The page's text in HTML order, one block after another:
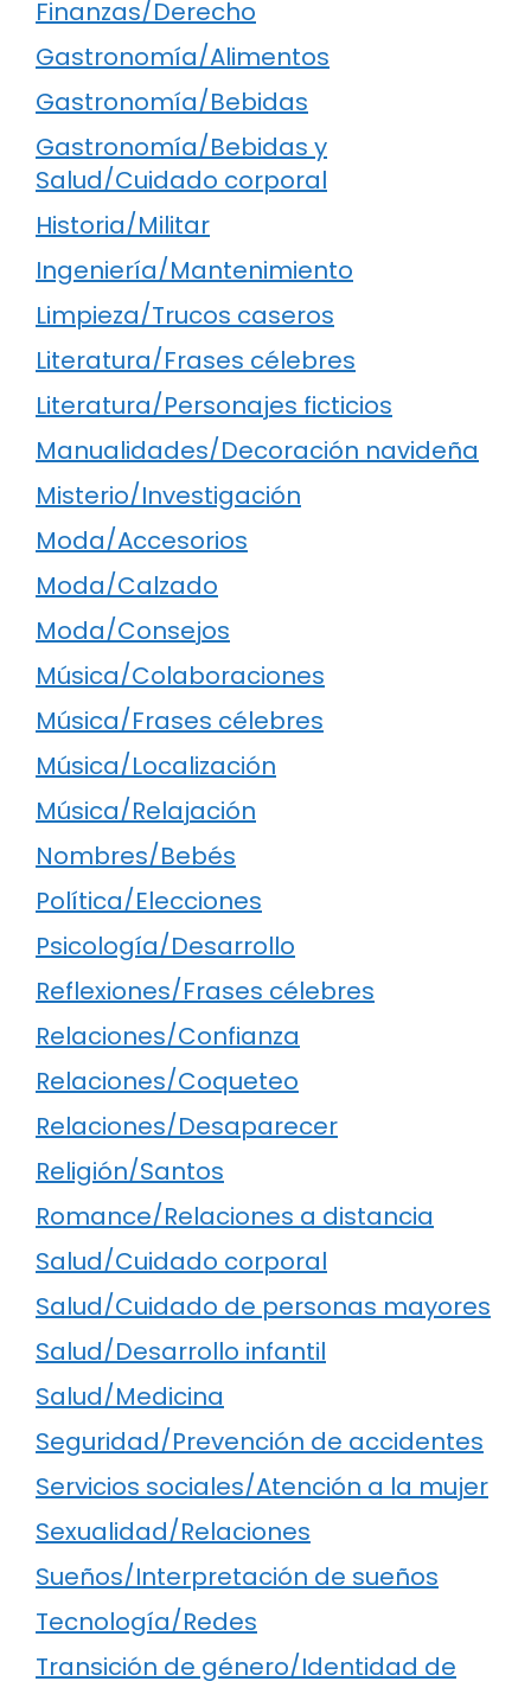
Finanzas/Derecho
Gastronomía/Alimentos
Gastronomía/Bebidas
Gastronomía/Bebidas y
Salud/Cuidado corporal
Historia/Militar
Ingeniería/Mantenimiento
Limpieza/Trucos caseros
Literatura/Frases célebres
Literatura/Personajes ficticios
Manualidades/Decoración navideña
Misterio/Investigación
Moda/Accesorios
Moda/Calzado
Moda/Consejos
Música/Colaboraciones
Música/Frases célebres
Música/Localización
Música/Relajación
Nombres/Bebés
Política/Elecciones
Psicología/Desarrollo
Reflexiones/Frases célebres
Relaciones/Confianza
Relaciones/Coqueteo
Relaciones/Desaparecer
Religión/Santos
Romance/Relaciones a distancia
Salud/Cuidado corporal
Salud/Cuidado de personas mayores
Salud/Desarrollo infantil
Salud/Medicina
Seguridad/Prevención de accidentes
Servicios sociales/Atención a la mujer
Sexualidad/Relaciones
Sueños/Interpretación de sueños
Tecnología/Redes
Transición de género/Identidad de